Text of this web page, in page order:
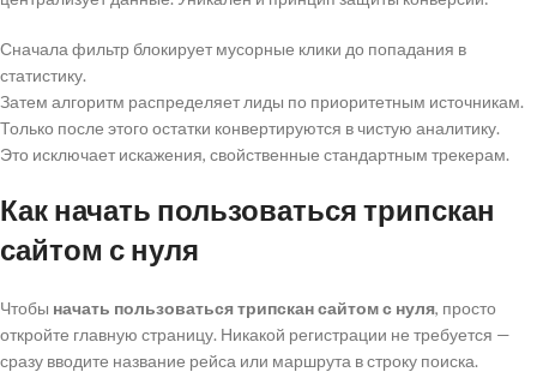
Сначала фильтр блокирует мусорные клики до попадания в
статистику.
Затем алгоритм распределяет лиды по приоритетным источникам.
Только после этого остатки конвертируются в чистую аналитику.
Это исключает искажения, свойственные стандартным трекерам.
Как начать пользоваться трипскан
сайтом с нуля
Чтобы начать пользоваться трипскан сайтом с нуля, просто
откройте главную страницу. Никакой регистрации не требуется —
сразу вводите название рейса или маршрута в строку поиска.